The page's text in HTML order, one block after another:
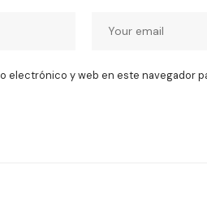
electrónico y web en este navegador